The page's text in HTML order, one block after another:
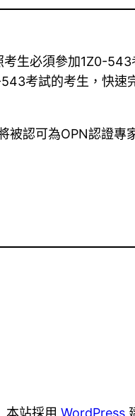
必須參加1Z0-543
考試的考生，快速
認可為OPN認證專
本站採用WordPress